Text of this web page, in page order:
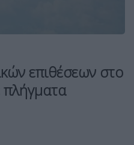
επιθέσεων στο
πλήγματα